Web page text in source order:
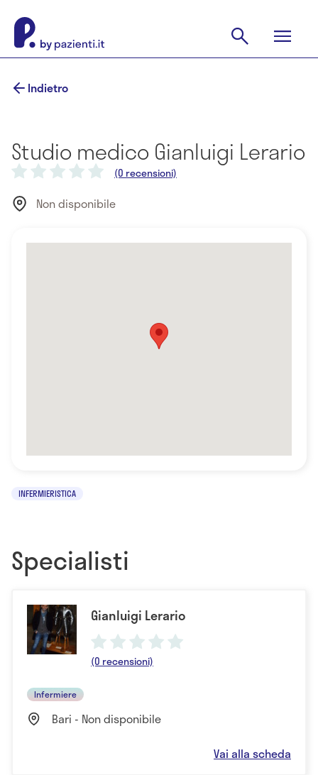
Indietro
Studio medico Gianluigi Lerario
(0 recensioni)
Non disponibile
INFERMIERISTICA
Specialisti
Gianluigi Lerario
(0 recensioni)
Infermiere
Bari - Non disponibile
Vai alla scheda